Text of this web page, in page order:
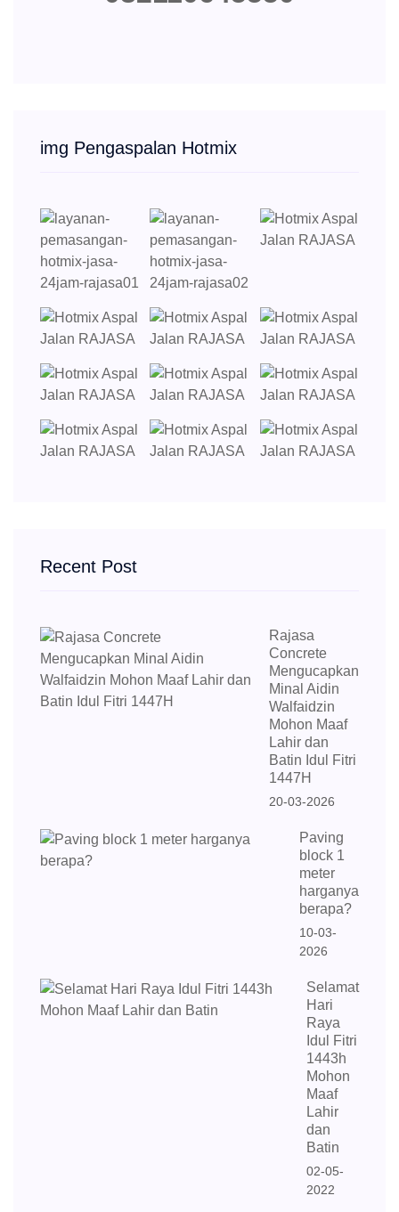
img Pengaspalan Hotmix
Recent Post
Rajasa
Concrete
Mengucapkan
Minal Aidin
Walfaidzin
Mohon Maaf
Lahir dan
Batin Idul Fitri
1447H
20-03-2026
Paving
block 1
meter
harganya
berapa?
10-03-
2026
Selamat
Hari
Raya
Idul Fitri
1443h
Mohon
Maaf
Lahir
dan
Batin
02-05-
2022